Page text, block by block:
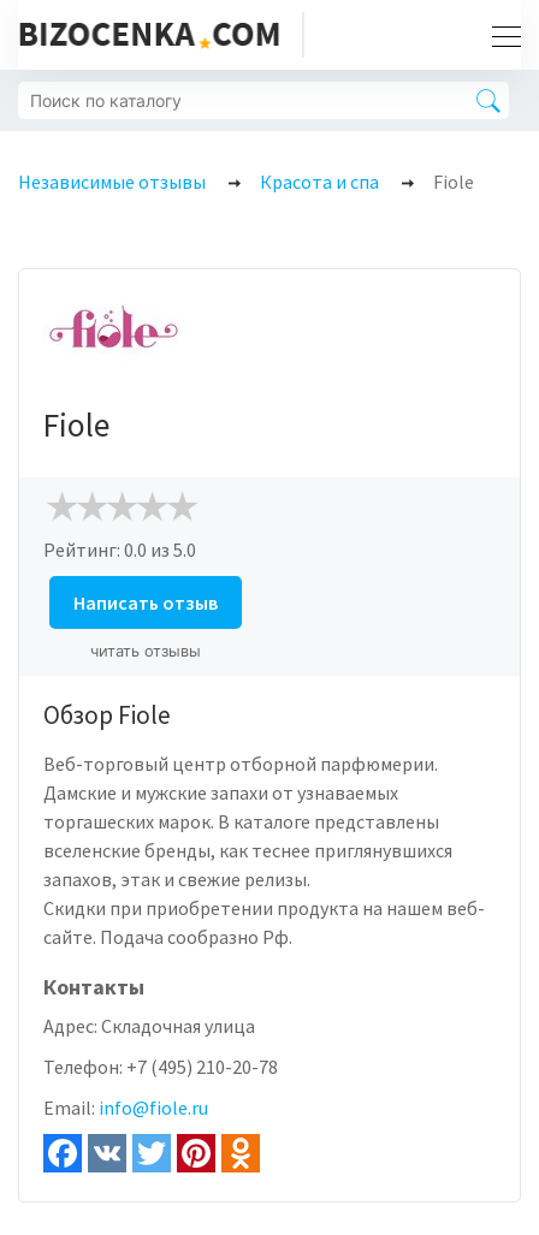
Независимые отзывы Красота и спа Fiole
Fiole
Рейтинг: 0.0 из 5.0
Написать отзыв
читать отзывы
Обзор Fiole
Веб-торговый центр отборной парфюмерии.
Дамские и мужские запахи от узнаваемых
торгашеских марок. В каталоге представлены
вселенские бренды, как теснее приглянувшихся
запахов, этак и свежие релизы.
Скидки при приобретении продукта на нашем веб-
сайте. Подача сообразно Рф.
Контакты
Адрес: Складочная улица
Телефон: +7 (495) 210-20-78
Email: info@fiole.ru